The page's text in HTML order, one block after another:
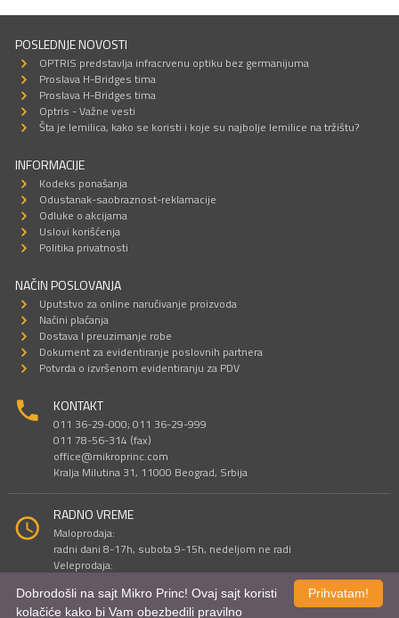
POSLEDNJE NOVOSTI
OPTRIS predstavlja infracrvenu optiku bez germanijuma
Proslava H-Bridges tima
Proslava H-Bridges tima
Optris - Važne vesti
Šta je lemilica, kako se koristi i koje su najbolje lemilice na tržištu?
INFORMACIJE
Kodeks ponašanja
Odustanak-saobraznost-reklamacije
Odluke o akcijama
Uslovi korišćenja
Politika privatnosti
NAČIN POSLOVANJA
Uputstvo za online naručivanje proizvoda
Načini plaćanja
Dostava I preuzimanje robe
Dokument za evidentiranje poslovnih partnera
Potvrda o izvršenom evidentiranju za PDV
KONTAKT
011 36-29-000; 011 36-29-999
011 78-56-314 (fax)
office@mikroprinc.com
Kralja Milutina 31, 11000 Beograd, Srbija
RADNO VREME
Maloprodaja:
radni dani 8-17h, subota 9-15h, nedeljom ne radi
Veleprodaja:
Prihvatam!
Dobrodošli na sajt Mikro Princ! Ovaj sajt koristi
kolačiće kako bi Vam obezbedili pravilno